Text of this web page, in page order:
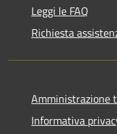
Leggi le FAQ
Richiesta
Amministrazione
Informativa